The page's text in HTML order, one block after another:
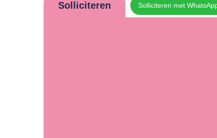
Solliciteren Solliciteren met